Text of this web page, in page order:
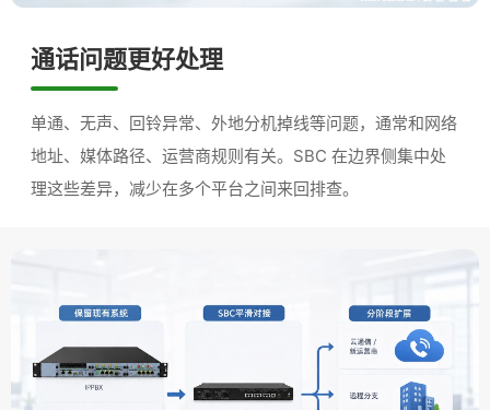
通话问题更好处理
单通、无声、回铃异常、外地分机掉线等问题，通常和网络
地址、媒体路径、运营商规则有关。SBC 在边界侧集中处
理这些差异，减少在多个平台之间来回排查。